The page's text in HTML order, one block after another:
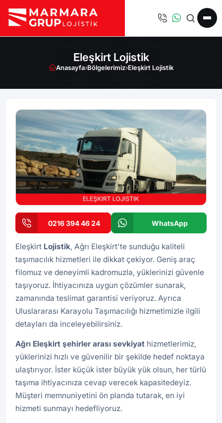
Eleşkirt Lojistik
Anasayfa›Bölgelerimiz›Eleşkirt Lojistik
0216 394 46 24 WhatsApp
Eleşkirt Lojistik, Ağrı Eleşkirt'te sunduğu kaliteli
taşımacılık hizmetleri ile dikkat çekiyor. Geniş araç
filomuz ve deneyimli kadromuzla, yüklerinizi güvenle
taşıyoruz. İhtiyacınıza uygun çözümler sunarak,
zamanında teslimat garantisi veriyoruz. Ayrıca
Uluslararası Karayolu Taşımacılığı hizmetimizle ilgili
detayları da inceleyebilirsiniz.
Ağrı Eleşkirt şehirler arası sevkiyat hizmetlerimiz,
yüklerinizi hızlı ve güvenilir bir şekilde hedef noktaya
ulaştırıyor. İster küçük ister büyük yük olsun, her türlü
taşıma ihtiyacınıza cevap verecek kapasitedeyiz.
Müşteri memnuniyetini ön planda tutarak, en iyi
hizmeti sunmayı hedefliyoruz.